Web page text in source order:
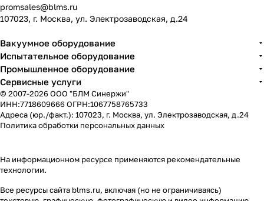
promsales@blms.ru
107023, г. Москва, ул. Электрозаводская, д.24
Вакуумное оборудование
Испытательное оборудование
Промышленное оборудование
Сервисные услуги
© 2007-2026 ООО "БЛМ Синержи"
ИНН:7718609666 ОГРН:1067758765733
Адреса (юр./факт.): 107023, г. Москва, ул. Электрозаводская, д.24
Политика обработки персональных данных
На информационном ресурсе применяются рекомендательные
технологии.
Все ресурсы сайта blms.ru, включая (но не ограничиваясь)